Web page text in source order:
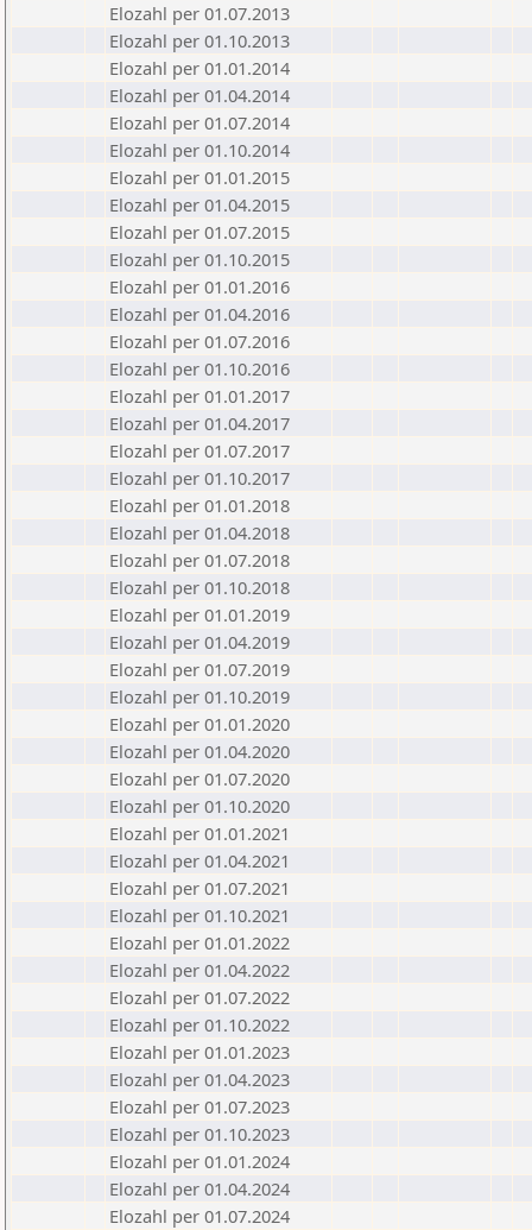
Elozahl per 01.07.2013
Elozahl per 01.10.2013
Elozahl per 01.01.2014
Elozahl per 01.04.2014
Elozahl per 01.07.2014
Elozahl per 01.10.2014
Elozahl per 01.01.2015
Elozahl per 01.04.2015
Elozahl per 01.07.2015
Elozahl per 01.10.2015
Elozahl per 01.01.2016
Elozahl per 01.04.2016
Elozahl per 01.07.2016
Elozahl per 01.10.2016
Elozahl per 01.01.2017
Elozahl per 01.04.2017
Elozahl per 01.07.2017
Elozahl per 01.10.2017
Elozahl per 01.01.2018
Elozahl per 01.04.2018
Elozahl per 01.07.2018
Elozahl per 01.10.2018
Elozahl per 01.01.2019
Elozahl per 01.04.2019
Elozahl per 01.07.2019
Elozahl per 01.10.2019
Elozahl per 01.01.2020
Elozahl per 01.04.2020
Elozahl per 01.07.2020
Elozahl per 01.10.2020
Elozahl per 01.01.2021
Elozahl per 01.04.2021
Elozahl per 01.07.2021
Elozahl per 01.10.2021
Elozahl per 01.01.2022
Elozahl per 01.04.2022
Elozahl per 01.07.2022
Elozahl per 01.10.2022
Elozahl per 01.01.2023
Elozahl per 01.04.2023
Elozahl per 01.07.2023
Elozahl per 01.10.2023
Elozahl per 01.01.2024
Elozahl per 01.04.2024
Elozahl per 01.07.2024